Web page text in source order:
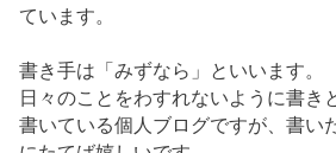
ています。
書き手は「みずなら」といいます。
日々のことをわすれないように書き
書いている個人ブログですが、書い